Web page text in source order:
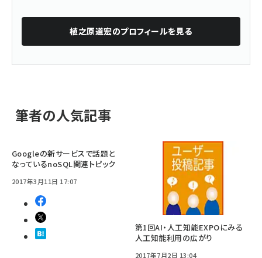
植之原道宏のプロフィールを見る
筆者の人気記事
Googleの新サービスで話題と
なっているnoSQL関連トピック
2017年3月11日 17:07
第1回AI・人工知能EXPOにみる
人工知能利用の広がり
2017年7月2日 13:04